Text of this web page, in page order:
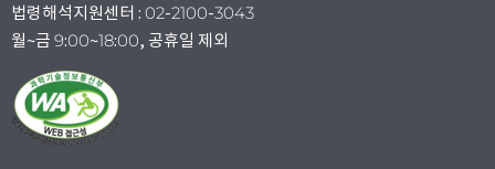
법령해석지원센터 : 02-2100-3043
월~금 9:00~18:00, 공휴일 제외